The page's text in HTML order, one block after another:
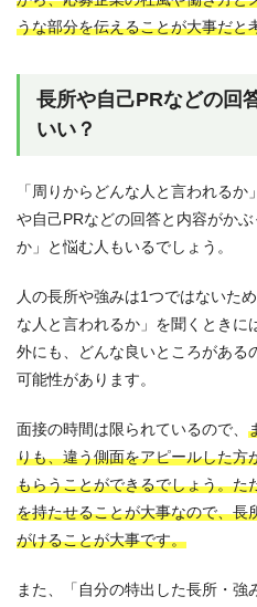
うな部分を伝えることが大事だと
長所や自己PRなどの回
いい？
「周りからどんな人と言われる
や自己PRなどの回答と内容がか
か」と悩む人もいるでしょう。
人の長所や強みは1つではないた
な人と言われるか」を聞くときに
外にも、どんな良いところがある
可能性があります。
面接の時間は限られているので、
りも、違う側面をアピールした方
もらうことができるでしょう。た
を持たせることが大事なので、長
がけることが大事です。
また、「自分の特出した長所・強